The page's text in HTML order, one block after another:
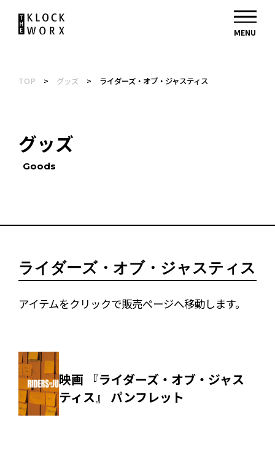
TOP > グッズ > ライダーズ・オブ・ジャスティス
グッズ
Goods
ライダーズ・オブ・ジャスティス
アイテムをクリックで販売ページへ移動します。
映画 『ライダーズ・オブ・ジャス
ティス』 パンフレット